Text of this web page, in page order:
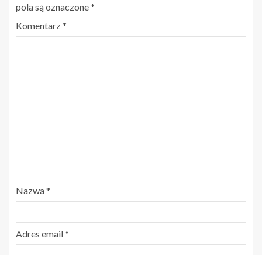
pola są oznaczone*
Komentarz*
Nazwa*
Adres email*